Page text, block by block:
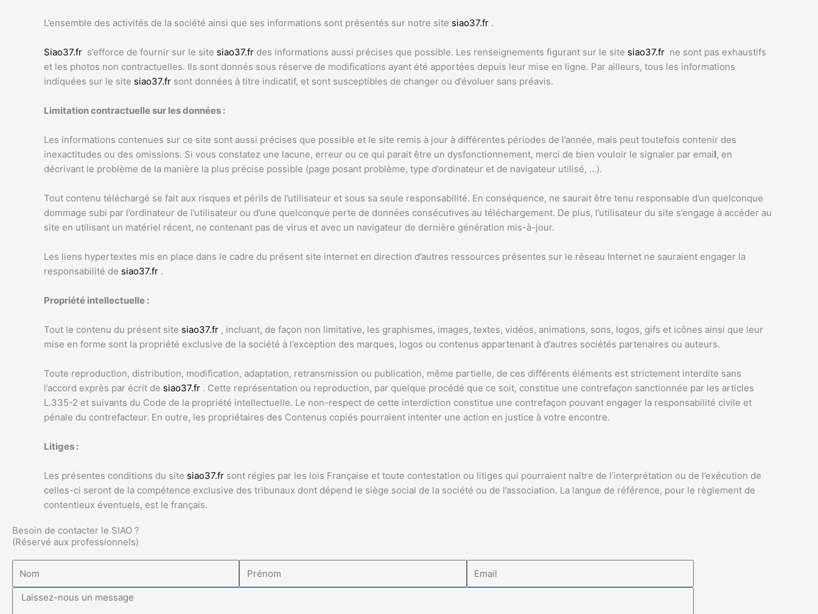
L’ensemble des activités de la société ainsi que ses informations sont présentés sur notre site siao37.fr .
Siao37.fr s’efforce de fournir sur le site siao37.fr des informations aussi précises que possible. Les renseignements figurant sur le site siao37.fr ne sont pas exhaustifs
et les photos non contractuelles. Ils sont donnés sous réserve de modifications ayant été apportées depuis leur mise en ligne. Par ailleurs, tous les informations
indiquées sur le site siao37.fr sont données à titre indicatif, et sont susceptibles de changer ou d’évoluer sans préavis.
Limitation contractuelle sur les données :
Les informations contenues sur ce site sont aussi précises que possible et le site remis à jour à différentes périodes de l’année, mais peut toutefois contenir des
inexactitudes ou des omissions. Si vous constatez une lacune, erreur ou ce qui parait être un dysfonctionnement, merci de bien vouloir le signaler par email, en
décrivant le problème de la manière la plus précise possible (page posant problème, type d’ordinateur et de navigateur utilisé, …).
Tout contenu téléchargé se fait aux risques et périls de l’utilisateur et sous sa seule responsabilité. En conséquence, ne saurait être tenu responsable d’un quelconque
dommage subi par l’ordinateur de l’utilisateur ou d’une quelconque perte de données consécutives au téléchargement. De plus, l’utilisateur du site s’engage à accéder au
site en utilisant un matériel récent, ne contenant pas de virus et avec un navigateur de dernière génération mis-à-jour.
Les liens hypertextes mis en place dans le cadre du présent site internet en direction d’autres ressources présentes sur le réseau Internet ne sauraient engager la
responsabilité de siao37.fr .
Propriété intellectuelle :
Tout le contenu du présent site siao37.fr , incluant, de façon non limitative, les graphismes, images, textes, vidéos, animations, sons, logos, gifs et icônes ainsi que leur
mise en forme sont la propriété exclusive de la société à l’exception des marques, logos ou contenus appartenant à d’autres sociétés partenaires ou auteurs.
Toute reproduction, distribution, modification, adaptation, retransmission ou publication, même partielle, de ces différents éléments est strictement interdite sans
l’accord exprès par écrit de siao37.fr . Cette représentation ou reproduction, par quelque procédé que ce soit, constitue une contrefaçon sanctionnée par les articles
L.335-2 et suivants du Code de la propriété intellectuelle. Le non-respect de cette interdiction constitue une contrefaçon pouvant engager la responsabilité civile et
pénale du contrefacteur. En outre, les propriétaires des Contenus copiés pourraient intenter une action en justice à votre encontre.
Litiges :
Les présentes conditions du site siao37.fr sont régies par les lois Française et toute contestation ou litiges qui pourraient naître de l’interprétation ou de l’exécution de
celles-ci seront de la compétence exclusive des tribunaux dont dépend le siège social de la société ou de l’association. La langue de référence, pour le règlement de
contentieux éventuels, est le français.
Besoin de contacter le SIAO ?
(Réservé aux professionnels)